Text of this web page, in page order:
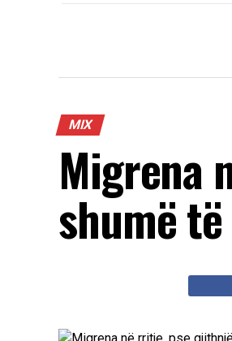
MIX
Migrena
shumë